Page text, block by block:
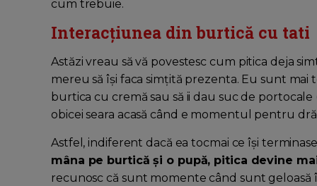
cum trebuie.
Interacțiunea din burtică cu tati
Astăzi vreau să vă povestesc cum pitica deja
mereu să își faca simțită prezenta. Eu sunt mai
burtica cu cremă sau să ii dau suc de
obicei seara acasă când e momentul pentru
Astfel, indiferent dacă ea tocmai ce își
mâna pe burtică și o pupă, pitica devine
recunosc că sunt momente când sunt